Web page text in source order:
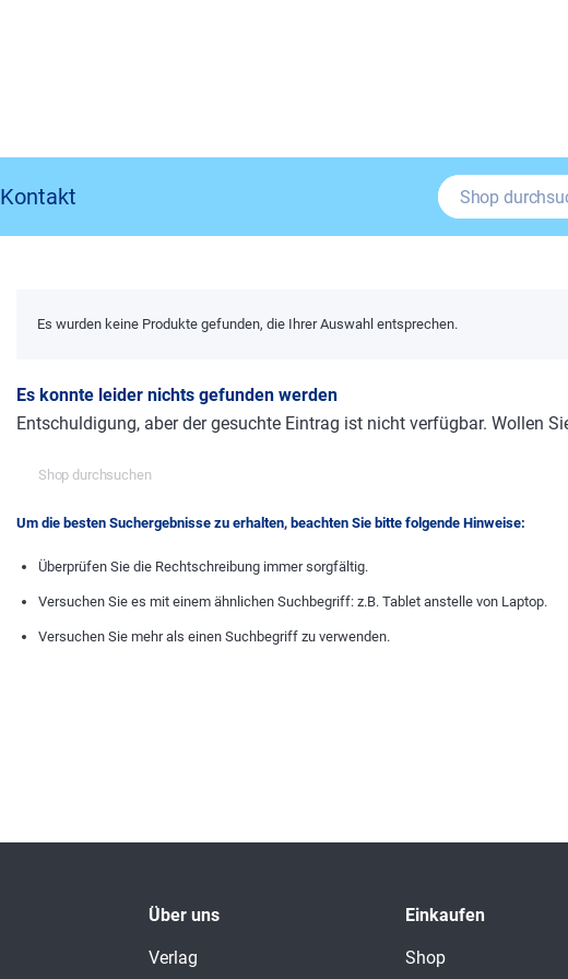
Kontakt
Es wurden keine Produkte gefunden, die Ihrer Auswahl entsprechen.
Es konnte leider nichts gefunden werden
Entschuldigung, aber der gesuchte Eintrag ist nicht verfügbar. Wollen
Um die besten Suchergebnisse zu erhalten, beachten Sie bitte folgende Hinweise:
Überprüfen Sie die Rechtschreibung immer sorgfältig.
Versuchen Sie es mit einem ähnlichen Suchbegriff: z.B. Tablet anstelle von Laptop.
Versuchen Sie mehr als einen Suchbegriff zu verwenden.
Über uns
Verlag
Einkaufen
Shop